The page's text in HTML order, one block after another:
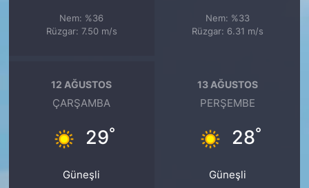
Nem: %36
Rüzgar: 7.50 m/s
Nem: %33
Rüzgar: 6.31 m/s
12 AĞUSTOS
ÇARŞAMBA
29°
Güneşli
13 AĞUSTOS
PERŞEMBE
28°
Güneşli